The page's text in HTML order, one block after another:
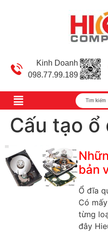
Kinh Doanh
098.77.99.189
Cấu tạo ổ
bản
Ổ đĩa
Có
từng
đây